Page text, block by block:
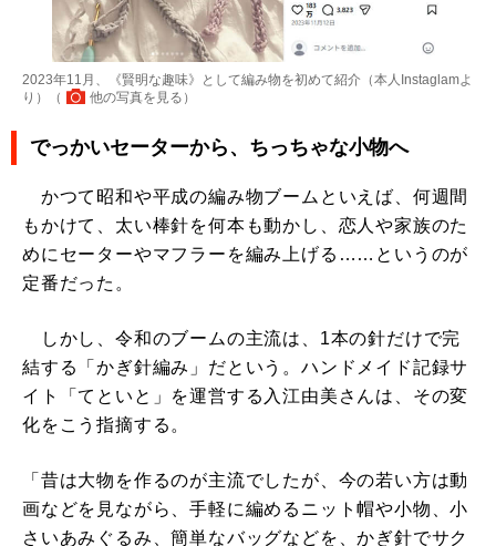
2023年11月、《賢明な趣味》として編み物を初めて紹介（本人Instaglamよ
り）（
他の写真を見る ）
でっかいセーターから、ちっちゃな小物へ
かつて昭和や平成の編み物ブームといえば、何週間
もかけて、太い棒針を何本も動かし、恋人や家族のた
めにセーターやマフラーを編み上げる……というのが
定番だった。
しかし、令和のブームの主流は、1本の針だけで完
結する「かぎ針編み」だという。ハンドメイド記録サ
イト「てといと」を運営する入江由美さんは、その変
化をこう指摘する。
「昔は大物を作るのが主流でしたが、今の若い方は動
画などを見ながら、手軽に編めるニット帽や小物、小
さいあみぐるみ、簡単なバッグなどを、かぎ針でサク